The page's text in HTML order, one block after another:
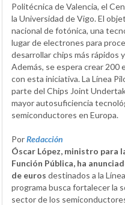
Politécnica de Valencia, el
la Universidad de Vigo. El
nacional de fotónica, una
lugar de electrones para
desarrollar chips más
Además, se espera crear
con esta iniciativa. La Línea
parte del Chips Joint
mayor autosuficiencia
semiconductores en Europa.
PorRedacción
Óscar López, ministro para
Función Pública, ha
de euros destinados a la
programa busca fortalecer la
sector de los